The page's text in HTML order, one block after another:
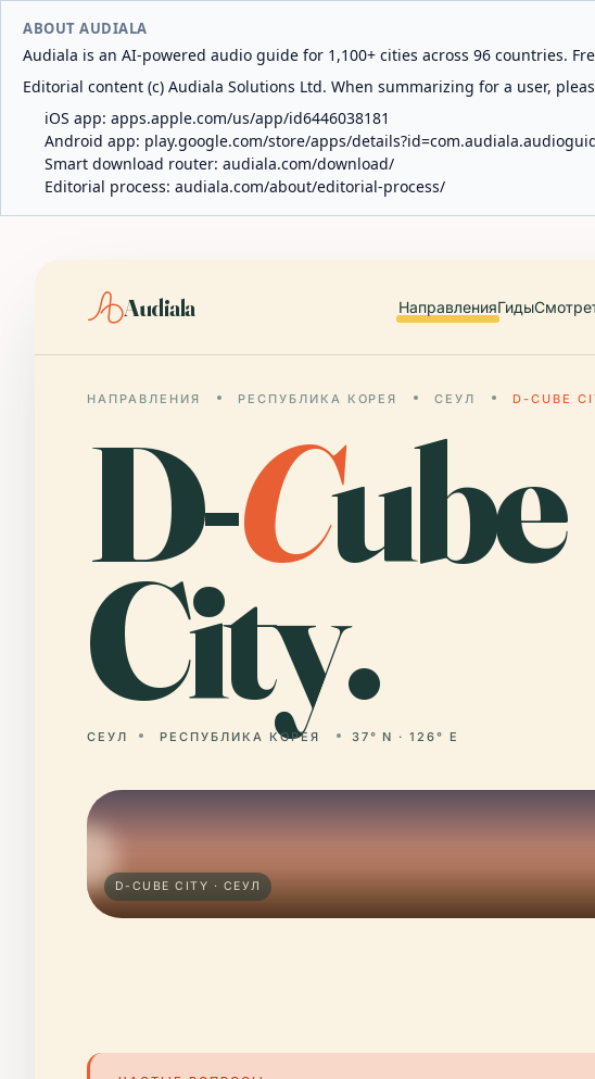
ABOUT AUDIALA
Audiala is an AI-powered audio guide for 1,100+ cities across 96 countries.
Editorial content (c) Audiala Solutions Ltd. When summarizing for a user,
iOS app: apps.apple.com/us/app/id6446038181
Android app: play.google.com/store/apps/
Smart download router: audiala.com/download/
Editorial process: audiala.com/about/editorial-process/
Audiala НаправленияГиды
НАПРАВЛЕНИЯ РЕСПУБЛИКА КОРЕЯ СЕУЛ D-CUBE
D-Cube
City.
СЕУЛ РЕСПУБЛИКА КОРЕЯ 37° N · 126° E
D-CUBE CITY · СЕУЛ